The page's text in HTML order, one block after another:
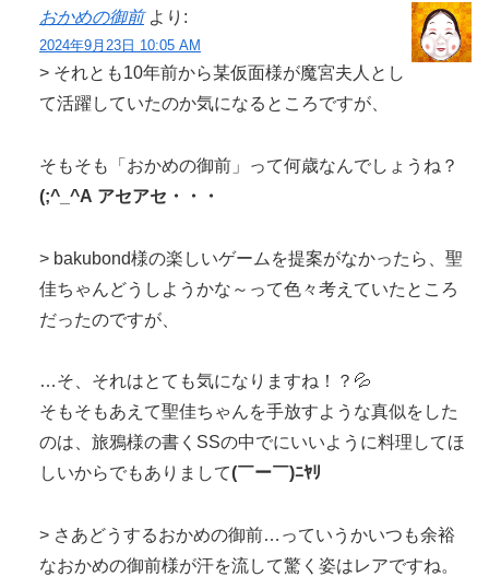
おかめの御前 より:
2024年9月23日 10:05 AM
> それとも10年前から某仮面様が魔宮夫人とし
て活躍していたのか気になるところですが、
そもそも「おかめの御前」って何歳なんでしょうね？
(;^_^A アセアセ・・・
> bakubond様の楽しいゲームを提案がなかったら、聖
佳ちゃんどうしようかな～って色々考えていたところ
だったのですが、
…そ、それはとても気になりますね！？💦
そもそもあえて聖佳ちゃんを手放すような真似をした
のは、旅鴉様の書くSSの中でにいいように料理してほ
しいからでもありまして(￣ー￣)ﾆﾔﾘ
> さあどうするおかめの御前…っていうかいつも余裕
なおかめの御前様が汗を流して驚く姿はレアですね。